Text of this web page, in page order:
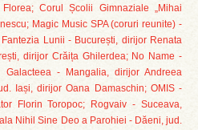
Corul Școlii Gimnaziale „Mihai
Magic Music SPA (coruri reunite) -
Lunii - București, dirijor Renata
dirijor Crăița Ghilerdea; No Name -
Galacteea - Mangalia, dirijor Andreea
Iași, dirijor Oana Damaschin; OMIS -
Florin Toropoc; Rogvaiv - Suceava,
Nihil Sine Deo a Parohiei - Dăeni, jud.